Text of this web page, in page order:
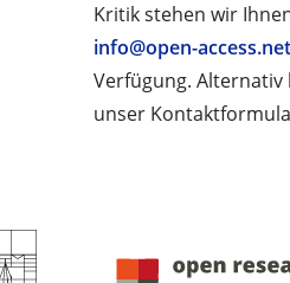
Kritik stehen wir
info@open-
Verfügung. Alternativ
unser